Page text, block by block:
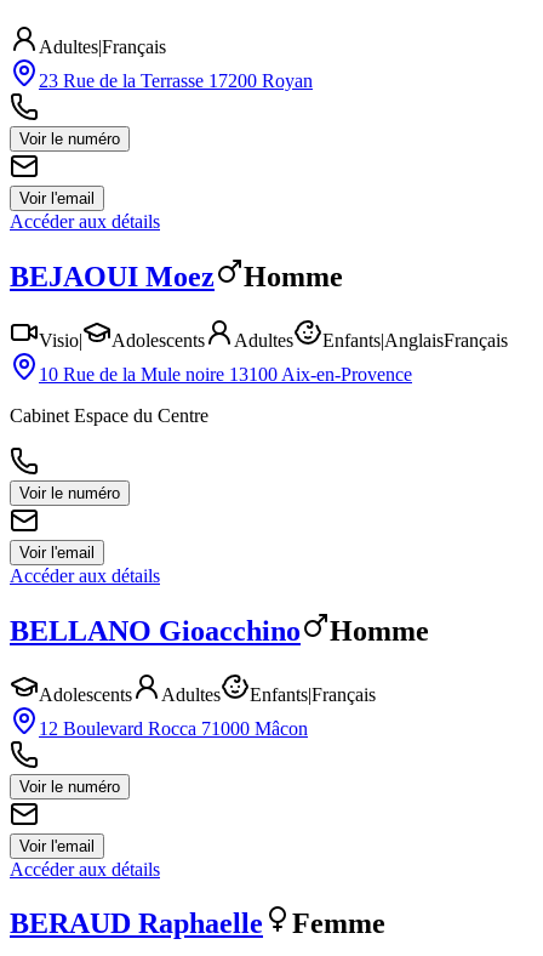
Adultes|Français
23 Rue de la Terrasse 17200 Royan
Voir le numéro
Voir l'email
Accéder aux détails
BEJAOUI Moez Homme
Visio| Adolescents Adultes Enfants|AnglaisFrançais
10 Rue de la Mule noire 13100 Aix-en-Provence
Cabinet Espace du Centre
Voir le numéro
Voir l'email
Accéder aux détails
BELLANO Gioacchino Homme
Adolescents Adultes Enfants|Français
12 Boulevard Rocca 71000 Mâcon
Voir le numéro
Voir l'email
Accéder aux détails
BERAUD Raphaelle Femme